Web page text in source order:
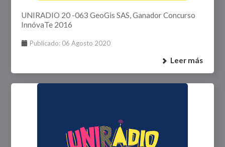
UNIRADIO 20 -063 GeoGis SAS, Ganador Concurso
InnóvaTe 2016
Publicado: 06 Agosto 2020
Leer más